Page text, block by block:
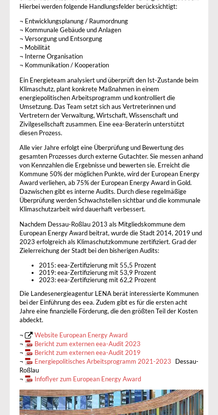
Hierbei werden folgende Handlungsfelder berücksichtigt:
¬ Entwicklungsplanung / Raumordnung
¬ Kommunale Gebäude und Anlagen
¬ Versorgung und Entsorgung
¬ Mobilität
¬ Interne Organisation
¬ Kommunikation / Kooperation
Ein Energieteam analysiert und überprüft den Ist-Zustande beim
Klimaschutz, plant konkrete Maßnahmen in einem
energiepolitischen Arbeitsprogramm und kontrolliert die
Umsetzung. Das Team setzt sich aus Vertreterinnen und
Vertretern der Verwaltung, Wirtschaft, Wissenschaft und
Zivilgesellschaft zusammen. Eine eea-Beraterin unterstützt
diesen Prozess.
Alle vier Jahre erfolgt eine Überprüfung und Bewertung des
gesamten Prozesses durch externe Gutachter. Sie messen anhand
von Kennzahlen die Ergebnisse und bewerten sie. Erreicht die
Kommune 50% der möglichen Punkte, wird der European Energy
Award verliehen, ab 75% der European Energy Award in Gold.
Dazwischen gibt es interne Audits. Durch diese regelmäßige
Überprüfung werden Schwachstellen sichtbar und die kommunale
Klimaschutzarbeit wird dauerhaft verbessert.
Nachdem Dessau-Roßlau 2013 als Mitgliedskommune dem
European Energy Award beitrat, wurde die Stadt 2014, 2019 und
2023 erfolgreich als Klimaschutzkommune zertifiziert. Grad der
Zielerreichung der Stadt bei den bisherigen Audits:
2015: eea-Zertifizierung mit 55,5 Prozent
2019: eea-Zertifizierung mit 53,9 Prozent
2023: eea-Zertifizierung mit 62,2 Prozent
Die Landesenergieagentur LENA berät interessierte Kommunen
bei der Einführung des eea. Zudem gibt es für die ersten acht
Jahre eine finanzielle Förderung, die den größten Teil der Kosten
abdeckt.
¬
Website European Energy Award
¬
Bericht zum externen eea-Audit 2023
¬
Bericht zum externen eea-Audit 2019
¬
Energiepolitisches Arbeitsprogramm 2021-2023
Dessau-
Roßlau
¬
Infoflyer zum European Energy Award